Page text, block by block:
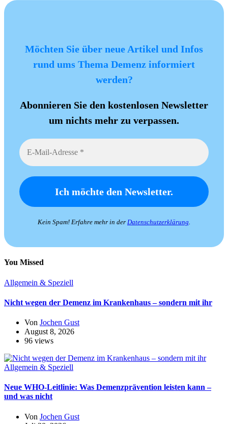
Möchten Sie über neue Artikel und Infos
rund ums Thema Demenz informiert
werden?
Abonnieren Sie den kostenlosen Newsletter
um nichts mehr zu verpassen.
Kein Spam! Erfahre mehr in der Datenschutzerklärung.
You Missed
Allgemein & Speziell
Nicht wegen der Demenz im Krankenhaus – sondern mit ihr
Von Jochen Gust
August 8, 2026
96 views
Allgemein & Speziell
Neue WHO-Leitlinie: Was Demenzprävention leisten kann –
und was nicht
Von Jochen Gust